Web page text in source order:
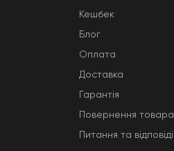
Кешбек
Блог
Оплата
Доставка
Гарантія
Повернення товара
Питання та відповіді